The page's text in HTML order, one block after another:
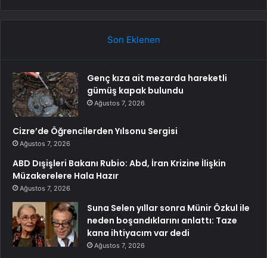
Son Eklenen
Genç kıza ait mezarda hareketli
gümüş kapak bulundu
Ağustos 7, 2026
Cizre’de Öğrencilerden Yılsonu Sergisi
Ağustos 7, 2026
ABD Dışişleri Bakanı Rubio: Abd, İran Krizine İlişkin
Müzakerelere Hala Hazır
Ağustos 7, 2026
Suna Selen yıllar sonra Münir Özkul ile
neden boşandıklarını anlattı: Taze
kana ihtiyacım var dedi
Ağustos 7, 2026